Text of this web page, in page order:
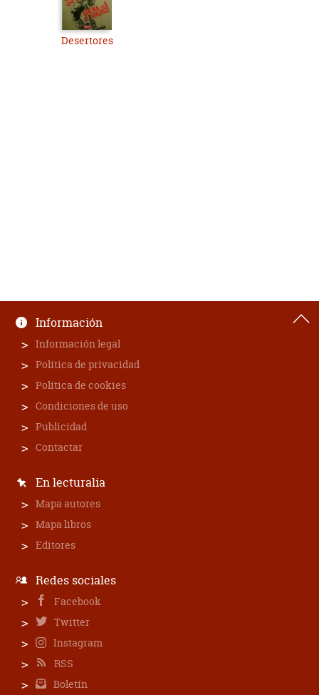
Desertores
Información
Información legal
Política de privacidad
Política de cookies
Condiciones de uso
Publicidad
Contactar
En lecturalia
Mapa autores
Mapa libros
Editores
Redes sociales
Facebook
Twitter
Instagram
RSS
Boletín